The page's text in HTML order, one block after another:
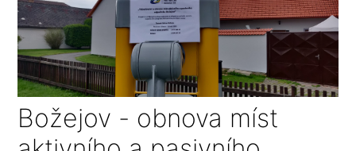
Božejov - obnova míst